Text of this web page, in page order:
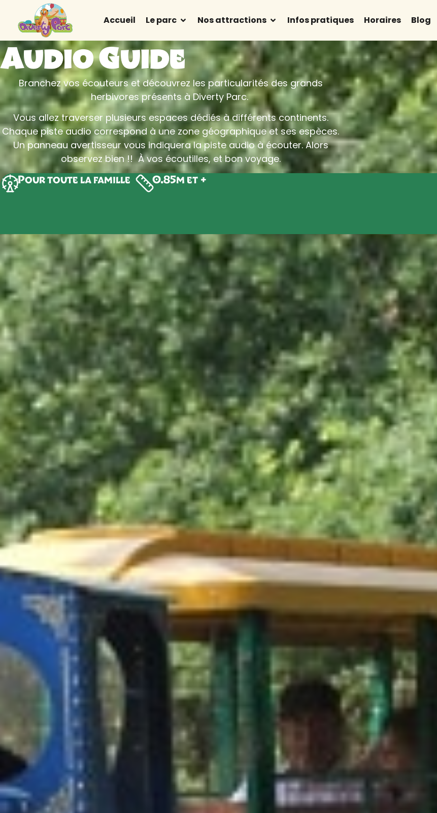
Accueil Le parc Nos attractions Infos pratiques Horaires Blog
Audio Guide
Branchez vos écouteurs et découvrez les particularités des grands
herbivores présents à Diverty Parc.
Vous allez traverser plusieurs espaces dédiés à différents continents.
Chaque piste audio correspond à une zone géographique et ses espèces.
Un panneau avertisseur vous indiquera la piste audio à écouter. Alors
observez bien !! À vos écoutilles, et bon voyage.
Pour toute la famille 0.85m et +